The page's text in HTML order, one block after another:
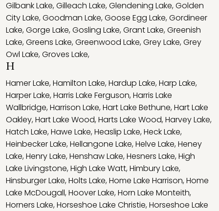
Gilbank Lake,Gilleach Lake,Glendening Lake,Golden
City Lake,Goodman Lake,Goose Egg Lake,Gordineer
Lake,Gorge Lake,Gosling Lake,Grant Lake,Greenish
Lake,Greens Lake,Greenwood Lake,Grey Lake,Grey
Owl Lake,Groves Lake,
H
Hamer Lake,Hamilton Lake,Hardup Lake,Harp Lake,
Harper Lake,Harris Lake Ferguson,Harris Lake
Wallbridge,Harrison Lake,Hart Lake Bethune,Hart Lake
Oakley,Hart Lake Wood,Harts Lake Wood,Harvey Lake,
Hatch Lake,Hawe Lake,Heaslip Lake,Heck Lake,
Heinbecker Lake,Hellangone Lake,Helve Lake,Heney
Lake,Henry Lake,Henshaw Lake,Hesners Lake,High
Lake Livingstone,High Lake Watt,Himbury Lake,
Hinsburger Lake,Holts Lake,Home Lake Harrison,Home
Lake McDougall,Hoover Lake,Horn Lake Monteith,
Horners Lake,Horseshoe Lake Christie,Horseshoe Lake